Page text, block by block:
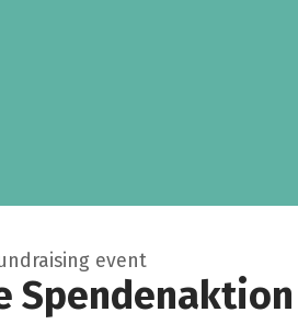
event
Spendenaktion